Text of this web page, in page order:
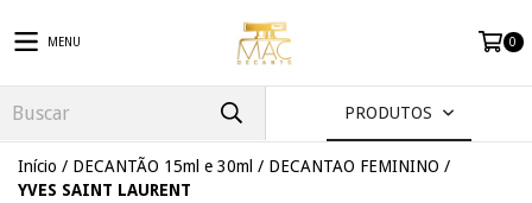
MENU 0
PRODUTOS
Início / DECANTÃO 15ml e 30ml / DECANTAO FEMININO /
YVES SAINT LAURENT